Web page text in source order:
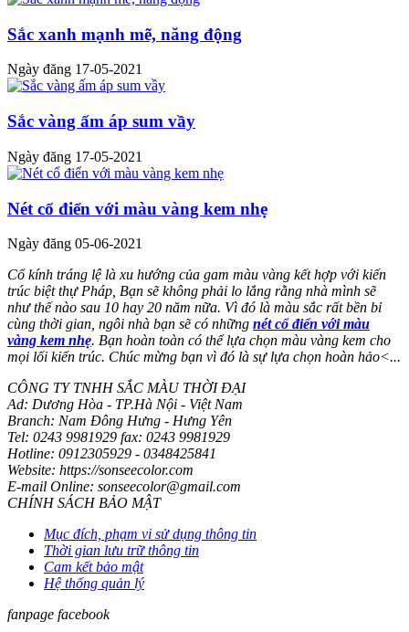
Sắc xanh mạnh mẽ, năng động
Ngày đăng 17-05-2021
Sắc vàng ấm áp sum vầy
Ngày đăng 17-05-2021
Nét cổ điển với màu vàng kem nhẹ
Ngày đăng 05-06-2021
Cổ kính tráng lệ là xu hướng của gam màu vàng kết hợp với kiến
trúc biệt thự Pháp, Bạn sẽ không phải lo lắng rằng nhà mình sẽ
như thế nào sau 10 hay 20 năm nữa. Vì đó là màu sắc rất bền bỉ
cùng thời gian, ngôi nhà bạn sẽ có những nét cổ điển với màu
vàng kem nhẹ. Bạn hoàn toàn có thể lựa chọn màu vàng kem cho
mọi lối kiến trúc. Chúc mừng bạn vì đó là sự lựa chọn hoàn hảo<...
CÔNG TY TNHH SẮC MÀU THỜI ĐẠI
Ad: Dương Hòa - TP.Hà Nội - Việt Nam
Branch: Nam Đông Hưng - Hưng Yên
Tel: 0243 9981929 fax: 0243 9981929
Hotline: 0912305929 - 0348425841
Website: https://sonseecolor.com
E-mail Online: sonseecolor@gmail.com
CHÍNH SÁCH BẢO MẬT
Mục đích, phạm vi sử dụng thông tin
Thời gian lưu trữ thông tin
Cam kết bảo mật
Hệ thống quản lý
fanpage facebook